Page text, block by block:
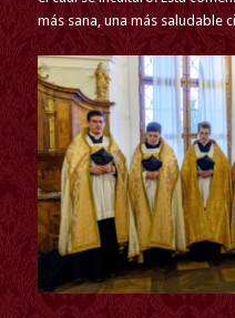
más sana, una más saludable